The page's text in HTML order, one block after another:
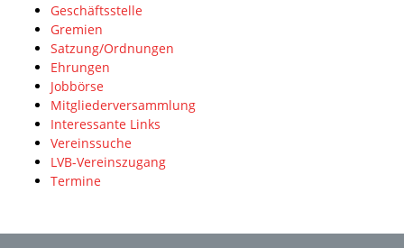
Geschäftsstelle
Gremien
Satzung/Ordnungen
Ehrungen
Jobbörse
Mitgliederversammlung
Interessante Links
Vereinssuche
LVB-Vereinszugang
Termine